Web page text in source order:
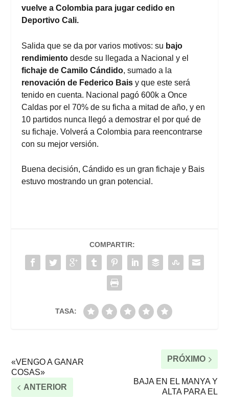
vuelve a Colombia para jugar cedido en
Deportivo Cali.
Salida que se da por varios motivos: su bajo
rendimiento desde su llegada a Nacional y el
fichaje de Camilo Cándido, sumado a la
renovación de Federico Bais y que este será
tenido en cuenta. Nacional pagó 600k a Once
Caldas por el 70% de su ficha a mitad de año, y en
10 partidos nunca llegó a demostrar el por qué de
su fichaje. Volverá a Colombia para reencontrarse
con su mejor versión.
Buena decisión, Cándido es un gran fichaje y Bais
estuvo mostrando un gran potencial.
COMPARTIR:
TASA:
«VENGO A GANAR
COSAS»
ANTERIOR
PRÓXIMO
BAJA EN EL MANYA Y
ALTA PARA EL